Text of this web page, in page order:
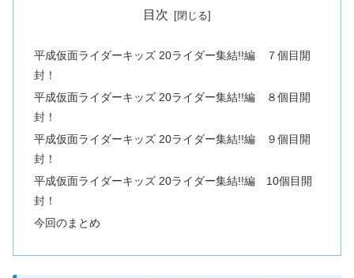
目次
平成仮面ライダーキッズ 20ライダー集結!!編 ７個目開
封！
平成仮面ライダーキッズ 20ライダー集結!!編 ８個目開
封！
平成仮面ライダーキッズ 20ライダー集結!!編 ９個目開
封！
平成仮面ライダーキッズ 20ライダー集結!!編 10個目開
封！
今回のまとめ